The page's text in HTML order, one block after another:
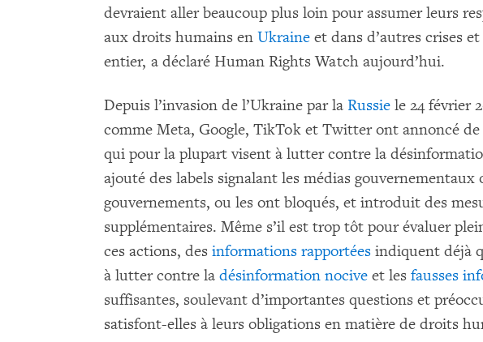
devraient aller beaucoup plus loin pour assumer leurs
aux droits humains en Ukraine et dans d’autres crises
entier, a déclaré Human Rights Watch aujourd’hui.
Depuis l’invasion de l’Ukraine par la Russie le 24 février
comme Meta, Google, TikTok et Twitter ont annoncé de
qui pour la plupart visent à lutter contre la
ajouté des labels signalant les médias gouvernementaux
gouvernements, ou les ont bloqués, et introduit des
supplémentaires. Même s’il est trop tôt pour évaluer
ces actions, des informations rapportées indiquent déjà
à lutter contre la désinformation nocive et les fausses
suffisantes, soulevant d’importantes questions et
satisfont-elles à leurs obligations en matière de droits